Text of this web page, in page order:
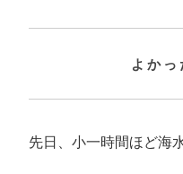
よかっ
先日、小一時間ほど海